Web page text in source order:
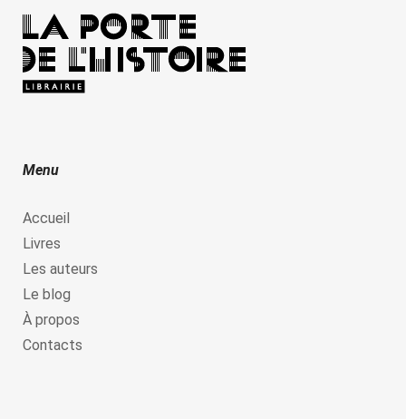
Menu
Accueil
Livres
Les auteurs
Le blog
À propos
Contacts